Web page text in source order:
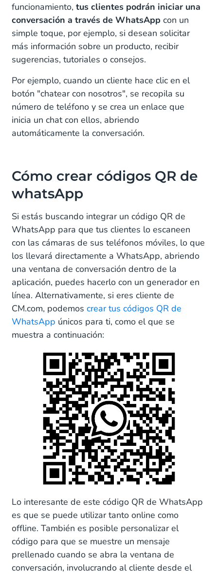
funcionamiento, tus clientes podrán iniciar una
conversación a través de WhatsApp con un
simple toque, por ejemplo, si desean solicitar
más información sobre un producto, recibir
sugerencias, tutoriales o consejos.
Por ejemplo, cuando un cliente hace clic en el
botón "chatear con nosotros", se recopila su
número de teléfono y se crea un enlace que
inicia un chat con ellos, abriendo
automáticamente la conversación.
Cómo crear códigos QR de
whatsApp
Si estás buscando integrar un código QR de
WhatsApp para que tus clientes lo escaneen
con las cámaras de sus teléfonos móviles, lo que
los llevará directamente a WhatsApp, abriendo
una ventana de conversación dentro de la
aplicación, puedes hacerlo con un generador en
línea. Alternativamente, si eres cliente de
CM.com, podemos crear tus códigos QR de
WhatsApp únicos para ti, como el que se
muestra a continuación:
Lo interesante de este código QR de WhatsApp
es que se puede utilizar tanto online como
offline. También es posible personalizar el
código para que se muestre un mensaje
prellenado cuando se abra la ventana de
conversación, involucrando al cliente desde el